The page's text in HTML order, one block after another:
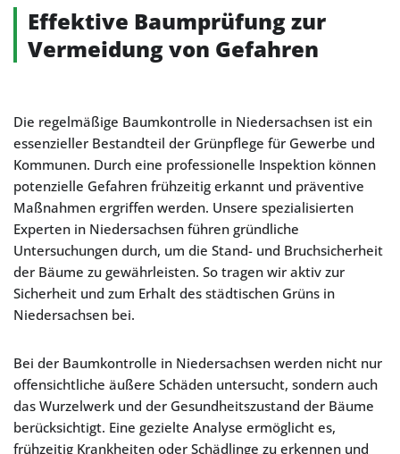
Effektive Baumprüfung zur
Vermeidung von Gefahren
Die regelmäßige Baumkontrolle in Niedersachsen ist ein
essenzieller Bestandteil der Grünpflege für Gewerbe und
Kommunen. Durch eine professionelle Inspektion können
potenzielle Gefahren frühzeitig erkannt und präventive
Maßnahmen ergriffen werden. Unsere spezialisierten
Experten in Niedersachsen führen gründliche
Untersuchungen durch, um die Stand- und Bruchsicherheit
der Bäume zu gewährleisten. So tragen wir aktiv zur
Sicherheit und zum Erhalt des städtischen Grüns in
Niedersachsen bei.
Bei der Baumkontrolle in Niedersachsen werden nicht nur
offensichtliche äußere Schäden untersucht, sondern auch
das Wurzelwerk und der Gesundheitszustand der Bäume
berücksichtigt. Eine gezielte Analyse ermöglicht es,
frühzeitig Krankheiten oder Schädlinge zu erkennen und